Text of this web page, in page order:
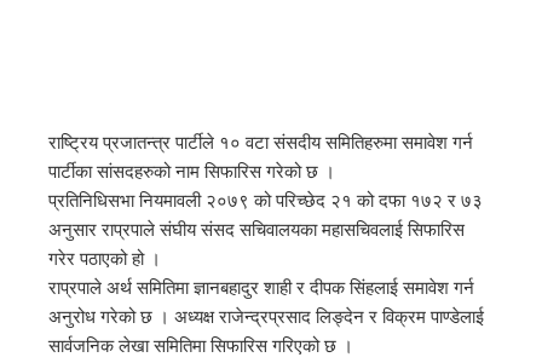
राष्ट्रिय प्रजातन्त्र पार्टीले १० वटा संसदीय समितिहरुमा समावेश गर्न
पार्टीका सांसदहरुको नाम सिफारिस गरेको छ ।
प्रतिनिधिसभा नियमावली २०७९ को परिच्छेद २१ को दफा १७२ र ७३
अनुसार राप्रपाले संघीय संसद सचिवालयका महासचिवलाई सिफारिस
गरेर पठाएको हो ।
राप्रपाले अर्थ समितिमा ज्ञानबहादुर शाही र दीपक सिंहलाई समावेश गर्न
अनुरोध गरेको छ । अध्यक्ष राजेन्द्रप्रसाद लिङ्देन र विक्रम पाण्डेलाई
सार्वजनिक लेखा समितिमा सिफारिस गरिएको छ ।